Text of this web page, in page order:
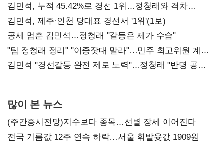
김민석, 누적 45.42%로 경선 1위…정청래와 격차
0.86%p(2보)
김민석, 제주·인천 당대표 경선서 '1위'(1보)
공세 멈춘 김민석…정청래 "갈등은 제가 수습"
"팀 정청래 정리" "이중잣대 말라"…민주 최고위원 계파
다툼 격화
김민석 "경선갈등 완전 제로 노력"…정청래 "반명 공세
많이 본 뉴스
(주간증시전망)지수보다 종목…선별 장세 이어진다
전국 기름값 12주 연속 하락…서울 휘발윳값 1909원